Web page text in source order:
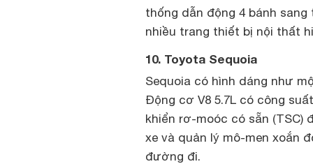
thống dẫn động 4 bánh
nhiều trang thiết bị nội thất
10. Toyota Sequoia
Sequoia có hình dáng như
Động cơ V8 5.7L có công
khiển rơ-moóc có sẵn
xe và quản lý mô-men xoắn
đường đi.